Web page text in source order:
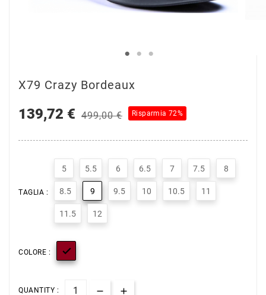
X79 Crazy Bordeaux
139,72 € 499,00 € Risparmia 72%
TAGLIA :
5 5.5 6 6.5 7 7.5 8
8.5 9 9.5 10 10.5 11
11.5 12
COLORE : 
QUANTITY :